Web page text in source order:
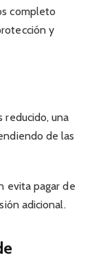
completo
y
reducido, una
de las
evita pagar de
adicional.